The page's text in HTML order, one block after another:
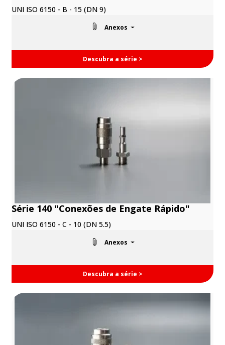
UNI ISO 6150 - B - 15 (DN 9)
Anexos
Descubra a série >
Série 140 "Conexões de Engate Rápido"
UNI ISO 6150 - C - 10 (DN 5.5)
Anexos
Descubra a série >